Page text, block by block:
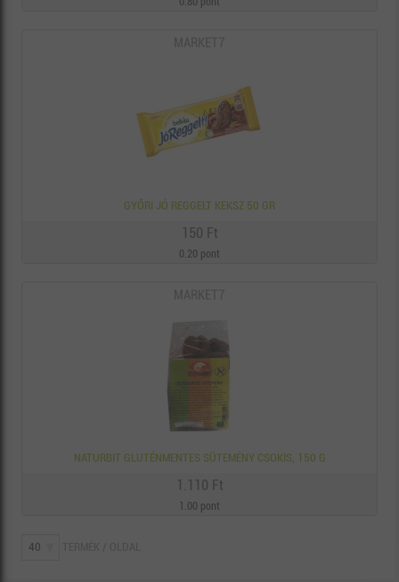
GYŐRI JÓ REGGELT KEKSZ 50 GR
150 Ft
0.20 pont
NATURBIT GLUTÉNMENTES SÜTEMÉNY CSOKIS, 150 G
1.110 Ft
1.00 pont